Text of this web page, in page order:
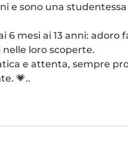
e sono una
6 mesi ai 13 anni:
loro scoperte.
e attenta, sempre
💗..